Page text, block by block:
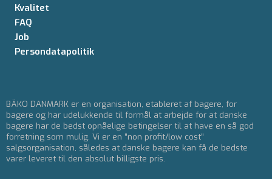
Kvalitet
FAQ
Job
Persondatapolitik
BÄKO DANMARK er en organisation, etableret af bagere, for
bagere og har udelukkende til formål at arbejde for at danske
bagere har de bedst opnåelige betingelser til at have en så god
forretning som mulig. Vi er en ”non profit/low cost”
salgsorganisation, således at danske bagere kan få de bedste
varer leveret til den absolut billigste pris.